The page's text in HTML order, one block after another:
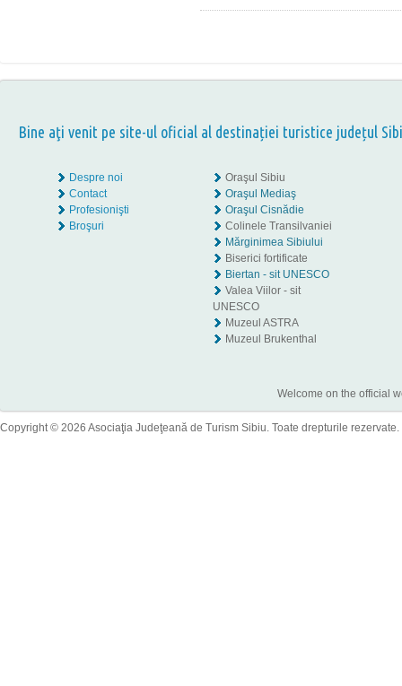
Bine aţi venit pe site-ul oficial al destinației turistice județul
Despre noi
Contact
Profesionişti
Broşuri
Oraşul Sibiu
Oraşul Mediaş
Oraşul Cisnădie
Colinele Transilvaniei
Mărginimea Sibiului
Biserici fortificate
Biertan - sit UNESCO
Valea Viilor - sit
UNESCO
Muzeul ASTRA
Muzeul Brukenthal
Welcome on the official
Copyright © 2026 Asociaţia Judeţeană de Turism Sibiu. Toate drepturile rezervate.